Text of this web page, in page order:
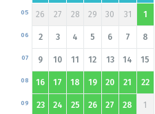
26
05 27 28 29 30 31 1
2
06 3 4 5 6 7 8
9
07 10 11 12 13 14 15
16
08 17 18 19 20 21 22
23
09 24 25 26 27 28 1